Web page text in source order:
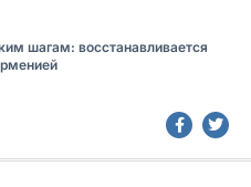
шагам: восстанавливается